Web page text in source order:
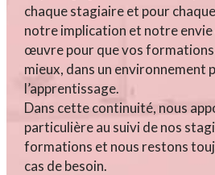
chaque stagiaire et pour
notre implication et notre
œuvre pour que vos formations
mieux, dans un environnement
l’apprentissage.
Dans cette continuité, nous
particulière au suivi de nos
formations et nous restons
cas de besoin.